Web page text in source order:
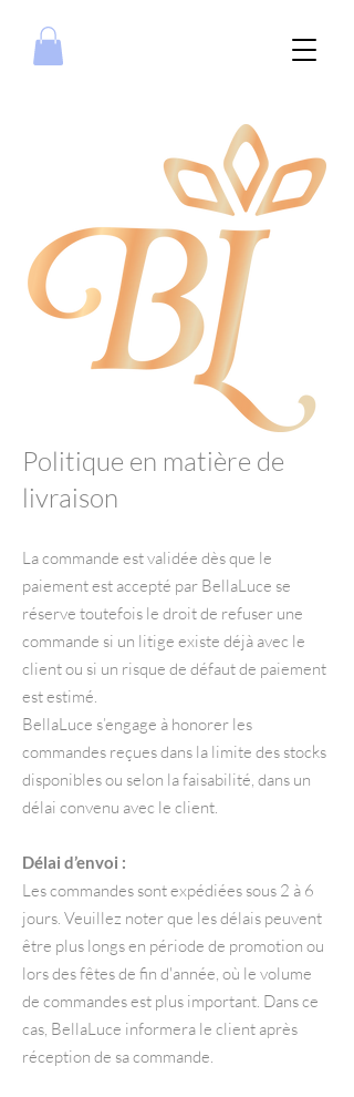
Politique en matière de
livraison
La commande est validée dès que le
paiement est accepté par BellaLuce se
réserve toutefois le droit de refuser une
commande si un litige existe déjà avec le
client ou si un risque de défaut de paiement
est estimé.
BellaLuce s’engage à honorer les
commandes reçues dans la limite des stocks
disponibles ou selon la faisabilité, dans un
délai convenu avec le client.
Délai d’envoi :
Les commandes sont expédiées sous 2 à 6
jours. Veuillez noter que les délais peuvent
être plus longs en période de promotion ou
lors des fêtes de fin d'année, où le volume
de commandes est plus important. Dans ce
cas, BellaLuce informera le client après
réception de sa commande.